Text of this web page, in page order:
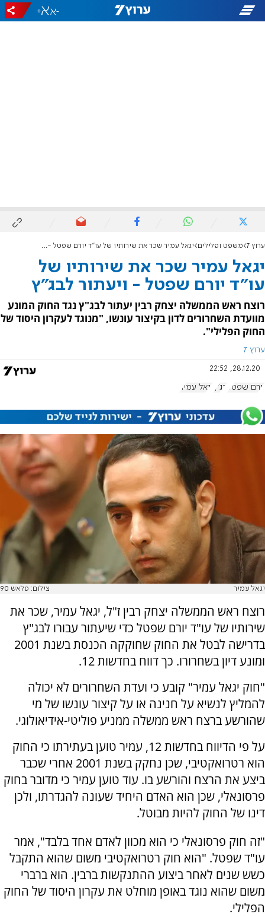
-
+
ערוץ 7 משפט ופלילים יגאל עמיר שכר את שירותיו של עו"ד יורם שפטל - ויעתור לבג"ץ
יגאל עמיר שכר את שירותיו של
עו"ד יורם שפטל - ויעתור לבג"ץ
רוצח ראש הממשלה יצחק רבין יעתור לבג"ץ נגד החוק המונע
מוועדת השחרורים לדון בקיצור עונשו, "מנוגד לעקרון היסוד של
החוק הפלילי".
ערוץ 7
28.12.20, 22:52
יורם שפטל בג"ץ יגאל עמיר
יגאל עמיר צילום: פלאש 90
רוצח ראש הממשלה יצחק רבין ז"ל, יגאל עמיר, שכר את
שירותיו של עו"ד יורם שפטל כדי שיעתור עבורו לבג"ץ
בדרישה לבטל את החוק שחוקקה הכנסת בשנת 2001
ומונע דיון בשחרורו. כך דווח בחדשות 12.
"חוק יגאל עמיר" קובע כי ועדת השחרורים לא יכולה
להמליץ לנשיא על חנינה או על קיצור עונשו של מי
שהורשע ברצח ראש ממשלה ממניע פוליטי-אידיאולוגי.
על פי הדיווח בחדשות 12, עמיר טוען בעתירתו כי החוק
הוא רטרואקטיבי, שכן נחקק בשנת 2001 אחרי שכבר
ביצע את הרצח והורשע בו. עוד טוען עמיר כי מדובר בחוק
פרסונאלי, שכן הוא האדם היחיד שעונה להגדרתו, ולכן
דינו של החוק להיות מבוטל.
"זה חוק פרסונאלי כי הוא מכוון לאדם אחד בלבד", אמר
עו"ד שפטל. "הוא חוק רטרואקטיבי משום שהוא התקבל
כשש שנים לאחר ביצוע ההתנקשות ברבין. הוא ברברי
משום שהוא נוגד באופן מוחלט את עקרון היסוד של החוק
הפלילי.